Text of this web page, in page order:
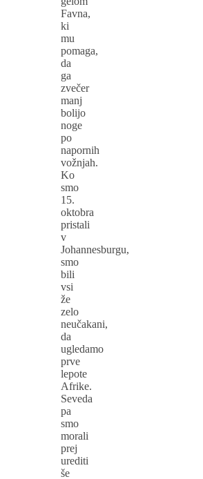
Favna,
ki
mu
pomaga,
da
ga
zvečer
manj
bolijo
noge
po
napornih
vožnjah.
Ko
smo
15.
oktobra
pristali
v
Johannesburgu,
smo
bili
vsi
že
zelo
neučakani,
da
ugledamo
prve
lepote
Afrike.
Seveda
pa
smo
morali
prej
urediti
še